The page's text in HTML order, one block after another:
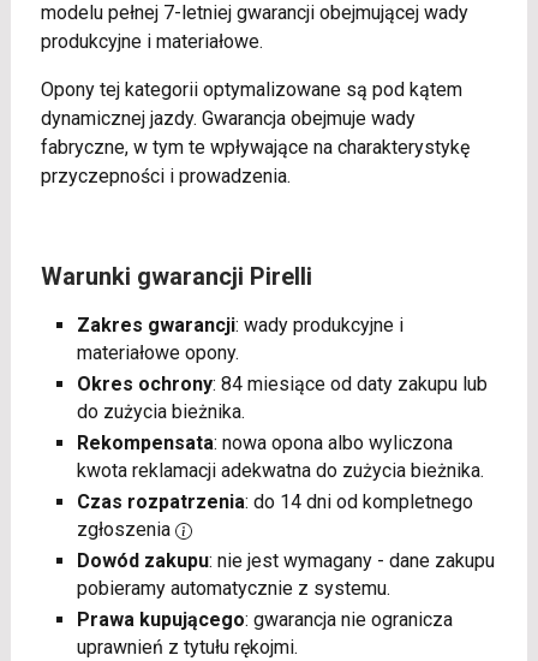
modelu pełnej 7-letniej gwarancji obejmującej wady
produkcyjne i materiałowe.
Opony tej kategorii optymalizowane są pod kątem
dynamicznej jazdy. Gwarancja obejmuje wady
fabryczne, w tym te wpływające na charakterystykę
przyczepności i prowadzenia.
Warunki gwarancji Pirelli
Zakres gwarancji: wady produkcyjne i
materiałowe opony.
Okres ochrony: 84 miesiące od daty zakupu lub
do zużycia bieżnika.
Rekompensata: nowa opona albo wyliczona
kwota reklamacji adekwatna do zużycia bieżnika.
Czas rozpatrzenia: do 14 dni od kompletnego
zgłoszenia
Dowód zakupu: nie jest wymagany - dane zakupu
pobieramy automatycznie z systemu.
Prawa kupującego: gwarancja nie ogranicza
uprawnień z tytułu rękojmi.